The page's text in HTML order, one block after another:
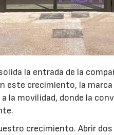
la entrada de la
este crecimiento, la
la movilidad, donde la
crecimiento. Abrir